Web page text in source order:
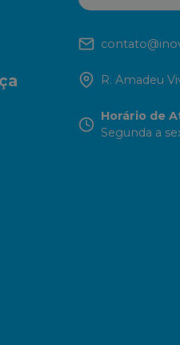
R. Amadeu
Horário de
Segunda a